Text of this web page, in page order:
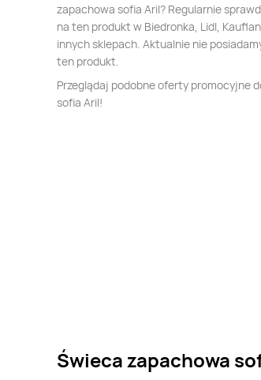
zapachowa sofia Aril? Regularnie
na ten produkt w Biedronka, Lidl,
innych sklepach. Aktualnie nie
ten produkt.
Przeglądaj podobne oferty promocyjne
sofia Aril!
Świeca zapachowa